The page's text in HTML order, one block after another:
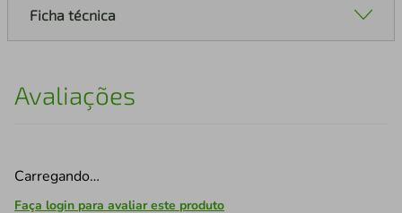
Ficha técnica
Avaliações
Carregando…
Faça login para avaliar este produto